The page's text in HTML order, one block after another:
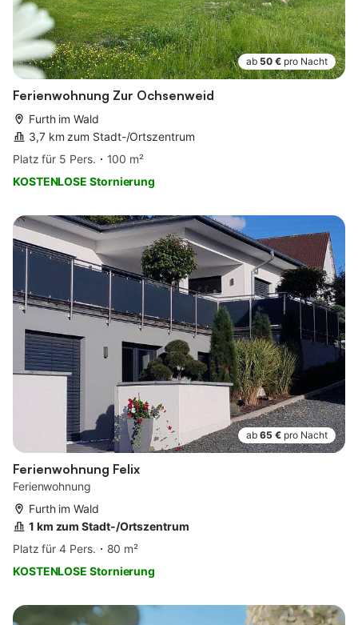
ab 50 € pro Nacht
Ferienwohnung Zur Ochsenweid
Furth im Wald
3,7 km zum Stadt-/Ortszentrum
Platz für 5 Pers.
100 m²
KOSTENLOSE Stornierung
ab 65 € pro Nacht
Ferienwohnung Felix
Ferienwohnung
Furth im Wald
1 km zum Stadt-/Ortszentrum
Platz für 4 Pers.
80 m²
KOSTENLOSE Stornierung